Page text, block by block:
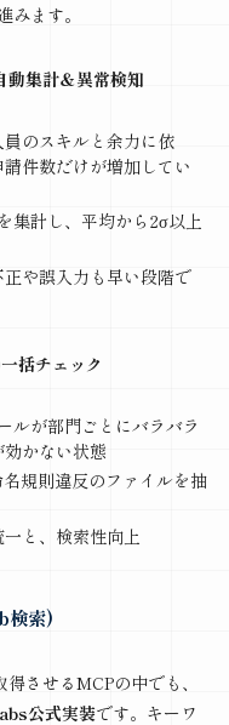
ます。
集計＆異常検知
のスキルと余力に依
件数だけが増加してい
集計し、平均から2σ以上
や誤入力も早い段階で
括チェック
ルが部門ごとにバラバラ
かない状態
規則違反のファイルを抽
と、検索性向上
索)
させるMCPの中でも、
公式実装です。キーワ